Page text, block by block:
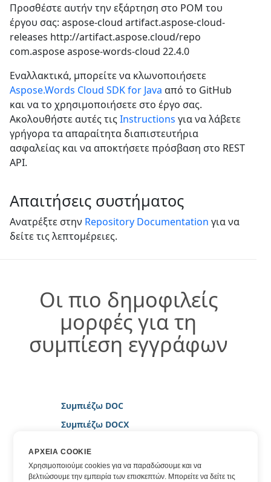
Προσθέστε αυτήν την εξάρτηση στο POM του
έργου σας: aspose-cloud artifact.aspose-cloud-
releases http://artifact.aspose.cloud/repo
com.asposeaspose-words-cloud 22.4.0
Εναλλακτικά, μπορείτε να κλωνοποιήσετε
Aspose.Words Cloud SDK for Java από το GitHub
και να το χρησιμοποιήσετε στο έργο σας.
Ακολουθήστε αυτές τιςInstructions για να λάβετε
γρήγορα τα απαραίτητα διαπιστευτήρια
ασφαλείας και να αποκτήσετε πρόσβαση στο REST
API.
Απαιτήσεις συστήματος
Ανατρέξτε στην Repository Documentation για να
δείτε τις λεπτομέρειες.
Οι πιο δημοφιλείς
μορφές για τη
συμπίεση εγγράφων
Συμπιέζω DOC
Συμπιέζω DOCX
Συμπιέζω JPG
ΑΡΧΕΊΑ COOKIE
Χρησιμοποιούμε cookies για να παραδώσουμε και να
βελτιώσουμε την εμπειρία των επισκεπτών. Μπορείτε να δείτε τις